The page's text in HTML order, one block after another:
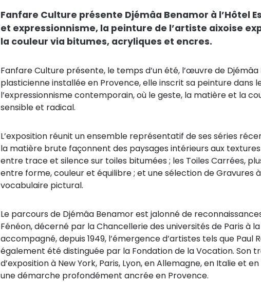
Fanfare Culture présente Djémâa Benamor à l’Hôtel
et expressionnisme, la peinture de l’artiste aixoise
la couleur via bitumes, acryliques et encres.
Fanfare Culture présente, le temps d’un été, l’œuvre de
plasticienne installée en Provence, elle inscrit sa peinture dans
l’expressionnisme contemporain, où le geste, la matière et la
sensible et radical.
L’exposition réunit un ensemble représentatif de ses séries
la matière brute façonnent des paysages intérieurs aux
entre trace et silence sur toiles bitumées ; les Toiles Carrées,
entre forme, couleur et équilibre ; et une sélection de Gravures
vocabulaire pictural.
Le parcours de Djémâa Benamor est jalonné de
Fénéon, décerné par la Chancellerie des universités de Paris à
accompagné, depuis 1949, l’émergence d’artistes tels que Paul
également été distinguée par la Fondation de la Vocation. Son
d’exposition à New York, Paris, Lyon, en Allemagne, en Italie et
une démarche profondément ancrée en Provence.